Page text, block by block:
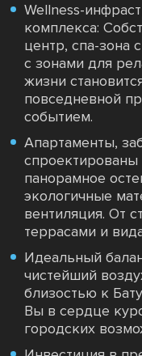
Wellness-
комплекса:
центр, спа-зона
с зонами для
жизни
повседневной
событием.
Апартаменты,
панорамное
экологичные
вентиляция. От
террасами и
Идеальный
чистейший
близостью к
Вы в сердце
городских